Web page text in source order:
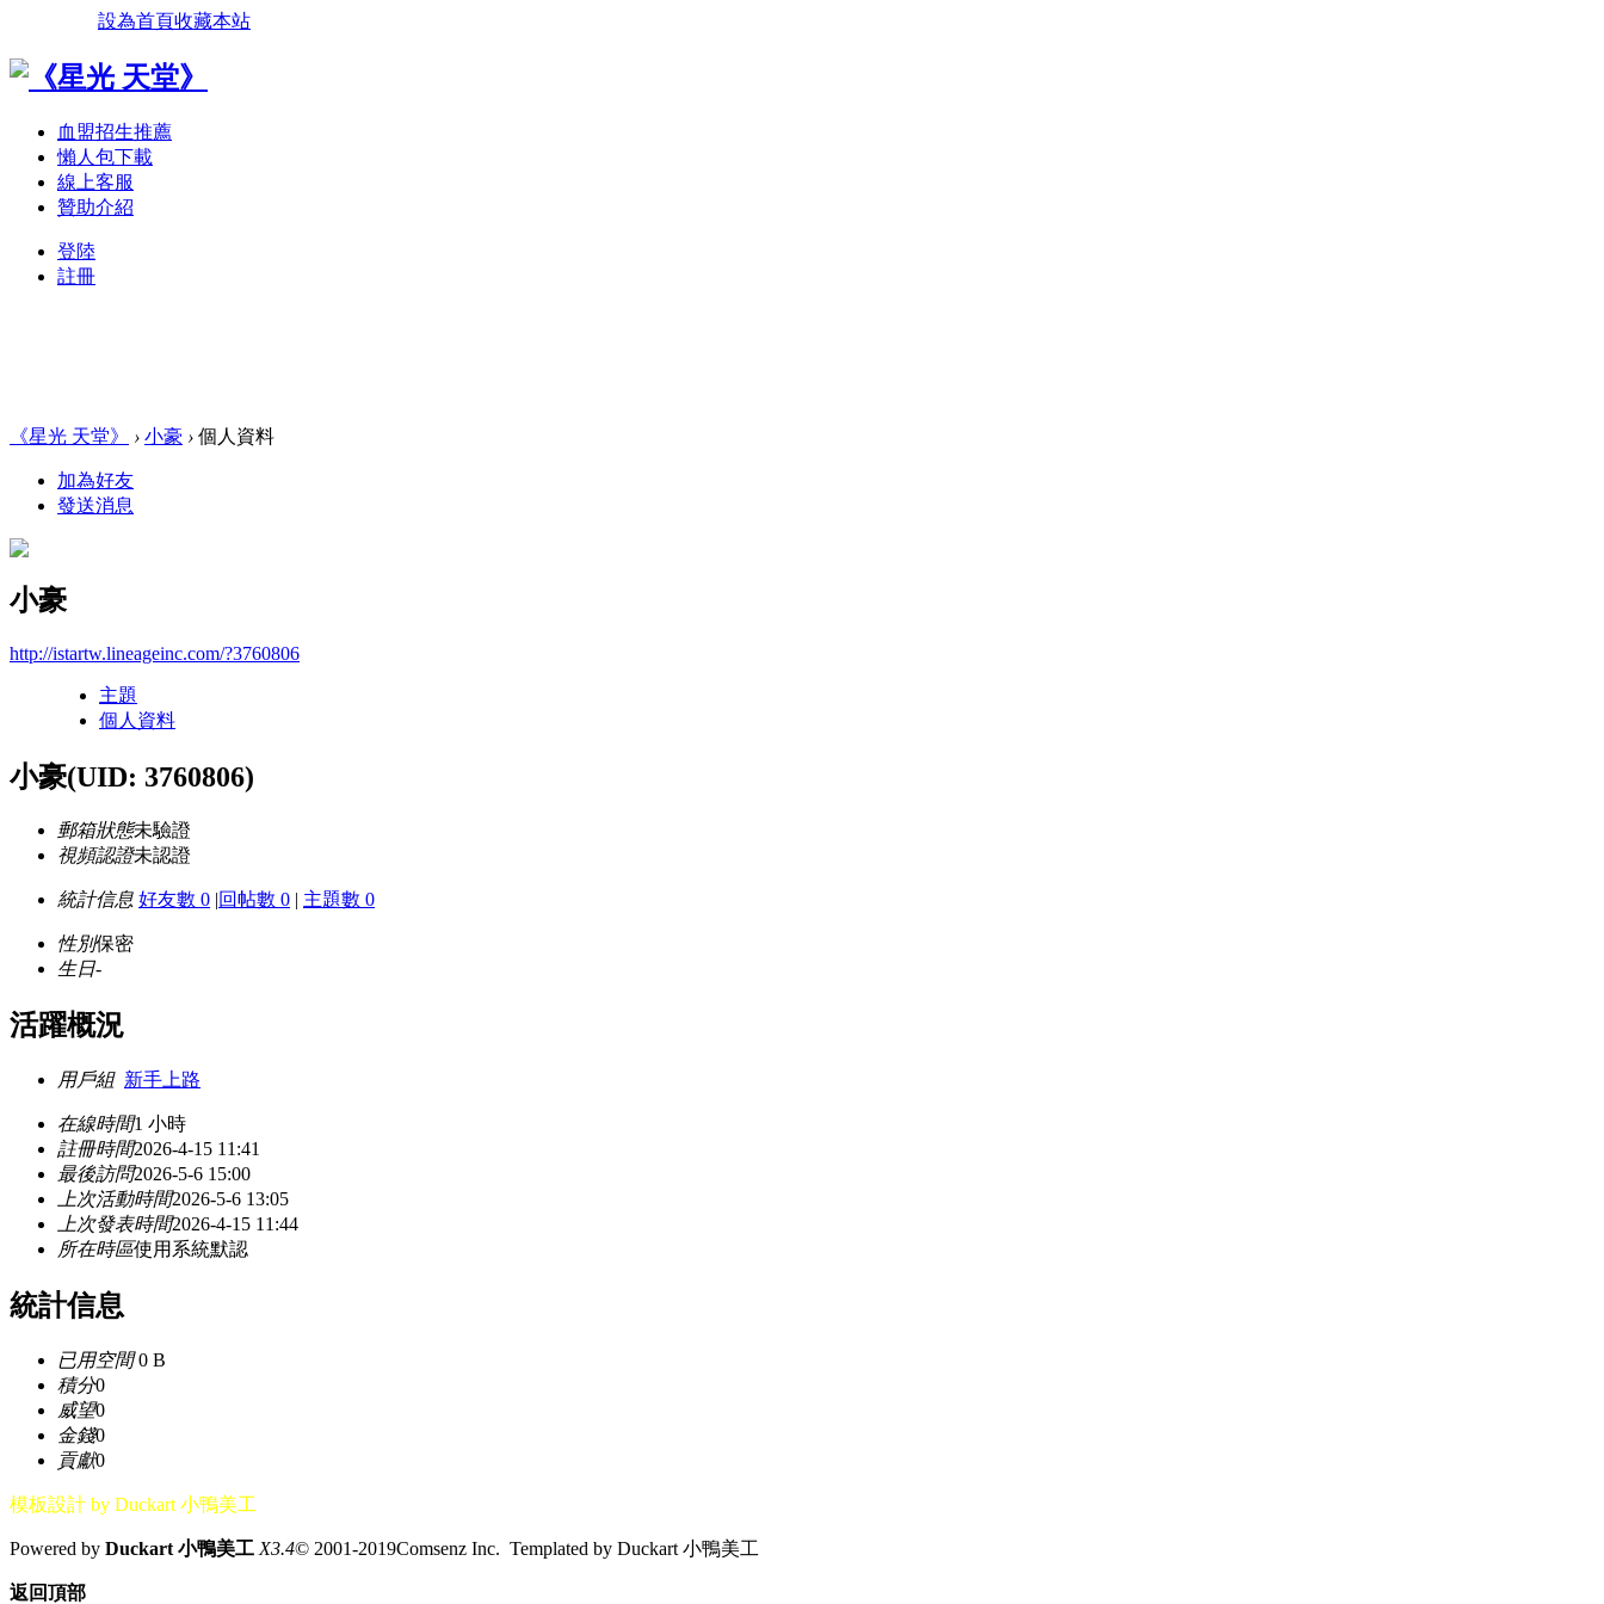
設為首頁收藏本站
血盟招生推薦
懶人包下載
線上客服
贊助介紹
登陸
註冊
《星光 天堂》 › 小豪 › 個人資料
加為好友
發送消息
小豪
http://istartw.lineageinc.com/?3760806
主題
個人資料
小豪(UID: 3760806)
郵箱狀態未驗證
視頻認證未認證
統計信息 好友數 0 |回帖數 0 | 主題數 0
性別保密
生日-
活躍概況
用戶組 新手上路
在線時間1 小時
註冊時間2026-4-15 11:41
最後訪問2026-5-6 15:00
上次活動時間2026-5-6 13:05
上次發表時間2026-4-15 11:44
所在時區使用系統默認
統計信息
已用空間0 B
積分0
威望0
金錢0
貢獻0
模板設計 by Duckart 小鴨美工
Powered by Duckart 小鴨美工 X3.4© 2001-2019Comsenz Inc. Templated by Duckart 小鴨美工
返回頂部